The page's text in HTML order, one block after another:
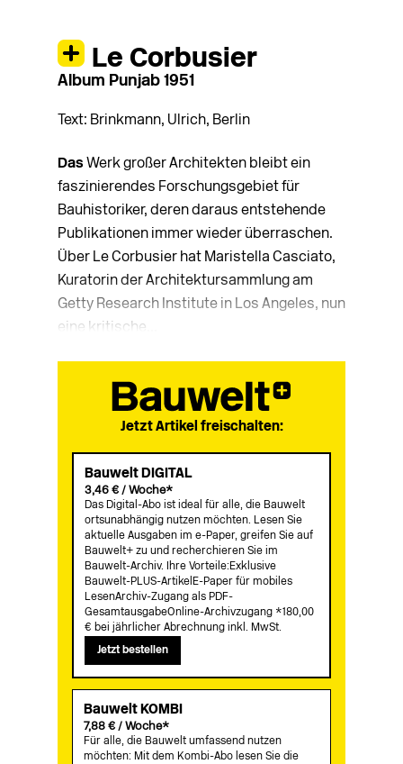
Le Corbusier
Album Punjab 1951
Text: Brinkmann, Ulrich, Berlin
Das Werk großer Architekten bleibt ein
faszinierendes Forschungsgebiet für
Bauhistoriker, deren daraus entstehende
Publikationen immer wieder überraschen.
Über Le Corbusier hat Maristella Casciato,
Kuratorin der Architektursammlung am
Getty Research Institute in Los Angeles, nun
eine kritische...
Jetzt Artikel freischalten:
Bauwelt DIGITAL
3,46 € / Woche*
Das Digital-Abo ist ideal für alle, die Bauwelt
ortsunabhängig nutzen möchten. Lesen Sie
aktuelle Ausgaben im e-Paper, greifen Sie auf
Bauwelt+ zu und recherchieren Sie im
Bauwelt-Archiv. Ihre Vorteile:Exklusive
Bauwelt-PLUS-ArtikelE-Paper für mobiles
LesenArchiv-Zugang als PDF-
GesamtausgabeOnline-Archivzugang *180,00
€ bei jährlicher Abrechnung inkl. MwSt.
Jetzt bestellen
Bauwelt KOMBI
7,88 € / Woche*
Für alle, die Bauwelt umfassend nutzen
möchten: Mit dem Kombi-Abo lesen Sie die